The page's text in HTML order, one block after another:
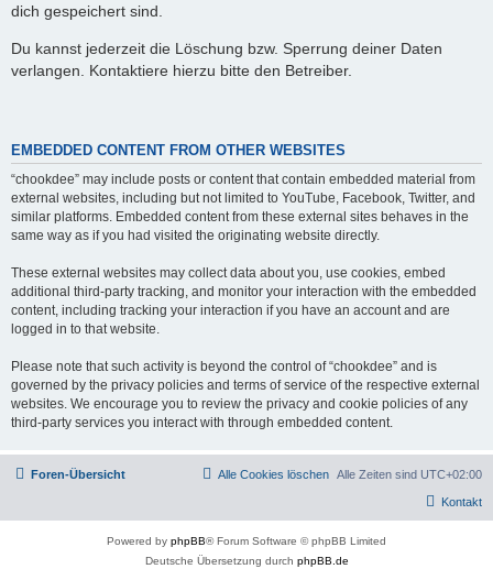
dich gespeichert sind.
Du kannst jederzeit die Löschung bzw. Sperrung deiner Daten
verlangen. Kontaktiere hierzu bitte den Betreiber.
EMBEDDED CONTENT FROM OTHER WEBSITES
“chookdee” may include posts or content that contain embedded material from
external websites, including but not limited to YouTube, Facebook, Twitter, and
similar platforms. Embedded content from these external sites behaves in the
same way as if you had visited the originating website directly.
These external websites may collect data about you, use cookies, embed
additional third-party tracking, and monitor your interaction with the embedded
content, including tracking your interaction if you have an account and are
logged in to that website.
Please note that such activity is beyond the control of “chookdee” and is
governed by the privacy policies and terms of service of the respective external
websites. We encourage you to review the privacy and cookie policies of any
third-party services you interact with through embedded content.
Foren-Übersicht Alle Zeiten sind UTC+02:00
Alle Cookies löschen
Kontakt
Powered by phpBB® Forum Software © phpBB Limited
Deutsche Übersetzung durch phpBB.de